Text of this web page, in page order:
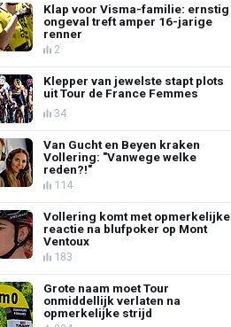
Klap voor Visma-familie: ernstig
ongeval treft amper 16-jarige
renner
2
Klepper van jewelste stapt plots
uit Tour de France Femmes
34
Van Gucht en Beyen kraken
Vollering: "Vanwege welke
reden?!"
114
Vollering komt met opmerkelijke
reactie na blufpoker op Mont
Ventoux
183
Grote naam moet Tour
onmiddellijk verlaten na
opmerkelijke strijd